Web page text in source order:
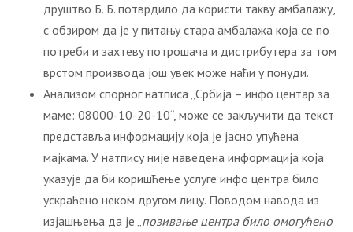
друштво Б. Б. потврдило да користи такву амбалажу,
с обзиром да је у питању стара амбалажа која се по
потреби и захтеву потрошача и дистрибутера за том
врстом производа још увек може наћи у понуди.
Анализом спорног натписа „Србија – инфо центар за
маме: 08000-10-20-10“, може се закључити да текст
представља информацију која је јасно упућена
мајкама. У натпису није наведена информација која
указује да би коришћење услуге инфо центра било
ускраћено неком другом лицу. Поводом навода из
изјашњења да је „позивање центра било омогућено